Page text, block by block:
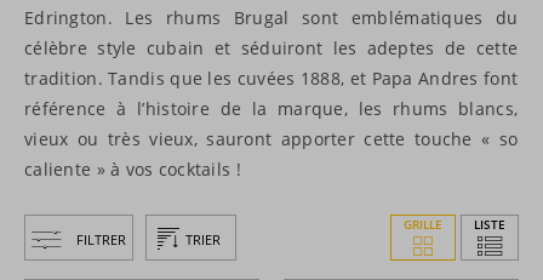
Edrington. Les rhums Brugal sont emblématiques du
célèbre style cubain et séduiront les adeptes de cette
tradition. Tandis que les cuvées 1888, et Papa Andres font
référence à l’histoire de la marque, les rhums blancs,
vieux ou très vieux, sauront apporter cette touche « so
caliente » à vos cocktails !
FILTRER TRIER
GRILLE LISTE